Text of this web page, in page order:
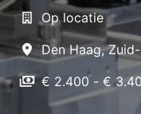
Op locatie
Den Haag,
€ 2.400 - €